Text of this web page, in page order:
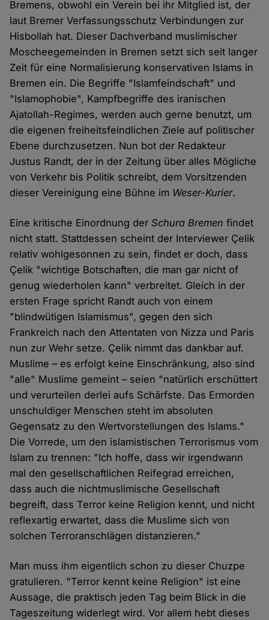
Bremens, obwohl ein Verein bei ihr Mitglied ist, der
laut Bremer Verfassungsschutz Verbindungen zur
Hisbollah hat. Dieser Dachverband muslimischer
Moscheegemeinden in Bremen setzt sich seit langer
Zeit für eine Normalisierung konservativen Islams in
Bremen ein. Die Begriffe "Islamfeindschaft" und
"Islamophobie", Kampfbegriffe des iranischen
Ajatollah-Regimes, werden auch gerne benutzt, um
die eigenen freiheitsfeindlichen Ziele auf politischer
Ebene durchzusetzen. Nun bot der Redakteur
Justus Randt, der in der Zeitung über alles Mögliche
von Verkehr bis Politik schreibt, dem Vorsitzenden
dieser Vereinigung eine Bühne im Weser-Kurier.
Eine kritische Einordnung derSchura Bremen findet
nicht statt. Stattdessen scheint der Interviewer Çelik
relativ wohlgesonnen zu sein, findet er doch, dass
Çelik "wichtige Botschaften, die man gar nicht of
genug wiederholen kann" verbreitet. Gleich in der
ersten Frage spricht Randt auch von einem
"blindwütigen Islamismus", gegen den sich
Frankreich nach den Attentaten von Nizza und Paris
nun zur Wehr setze. Çelik nimmt das dankbar auf.
Muslime – es erfolgt keine Einschränkung, also sind
"alle" Muslime gemeint – seien "natürlich erschüttert
und verurteilen derlei aufs Schärfste. Das Ermorden
unschuldiger Menschen steht im absoluten
Gegensatz zu den Wertvorstellungen des Islams."
Die Vorrede, um den islamistischen Terrorismus vom
Islam zu trennen: "Ich hoffe, dass wir irgendwann
mal den gesellschaftlichen Reifegrad erreichen,
dass auch die nichtmuslimische Gesellschaft
begreift, dass Terror keine Religion kennt, und nicht
reflexartig erwartet, dass die Muslime sich von
solchen Terroranschlägen distanzieren."
Man muss ihm eigentlich schon zu dieser Chuzpe
gratulieren. "Terror kennt keine Religion" ist eine
Aussage, die praktisch jeden Tag beim Blick in die
Tageszeitung widerlegt wird. Vor allem hebt dieses